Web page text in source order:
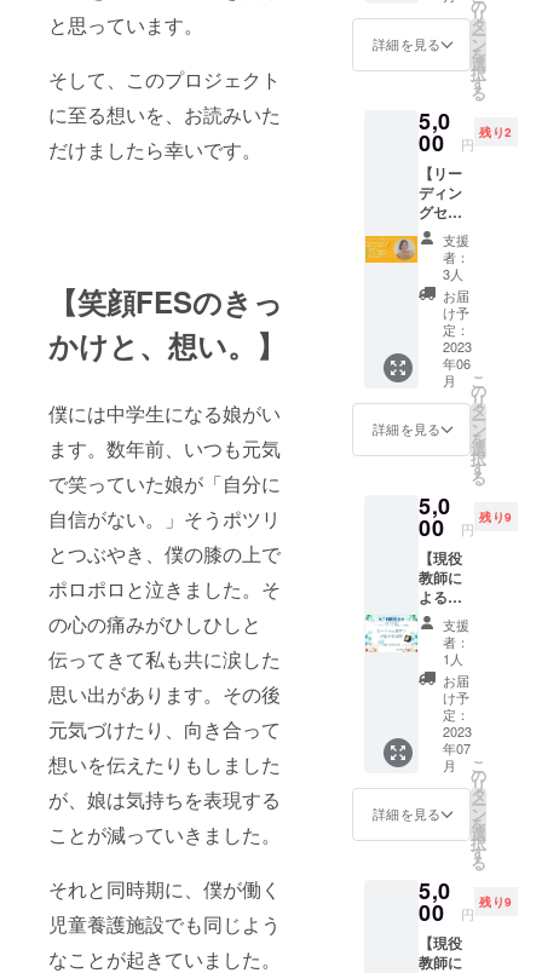
と思っています。
そして、このプロジェクト
に至る想いを、お読みいた
だけましたら幸いです。
【笑顔FESのきっ
かけと、想い。】
僕には中学生になる娘がい
ます。数年前、いつも元気
で笑っていた娘が「自分に
自信がない。」そうポツリ
とつぶやき、僕の膝の上で
ポロポロと泣きました。そ
の心の痛みがひしひしと
伝ってきて私も共に涙した
思い出があります。その後
元気づけたり、向き合って
想いを伝えたりもしました
が、娘は気持ちを表現する
ことが減っていきました。
それと同時期に、僕が働く
児童養護施設でも同じよう
なことが起きていました。
た。ちょう
どコロナが
流行りだ
オンライン
化され、友
だちと触れ
合う機会が
少なくな
り、子ども
達の顔から
笑顔が減っ
ていきまし
た。
「みんな幸
過ごしてほ
「でも、ど
うした
そう試行錯
誤していた
時に時に出
会ったのが
一般社団法
人EGAOplus
という団体
でした。そ
こで私は笑
顔の効果・
び、笑顔が
人の心に与
えるたくさ
しみ、
美味し
瞬間を
支える
チケッ
ト。 購
入して
頂いた
方に
は、あ
なたの
おかげ
で笑顔
が広
がった
ことを
サンク
スメー
ルにて
ぜひ、
あなた
もこの
世の中
に笑顔
のペ
イ・
フォ
ワード
を生む
立役者
になり
ましょ
う！ ご
支援よ
お願い
致しま
✼••┈┈••
✼••┈┈••
✼••┈┈••
✼ 《リ
んにち
は、児
童養護
施設で
日々子
どもた
ちと切
磋琢磨
してい
るなら
ちゃん
です。
この笑
顔FES
の主催
者でも
ありま
す。 私
がこの
お話会
を主催
かけは
施設の
子ども
たちの
ことを
思った
時に 心
を開い
て自身
のこと
を話せ
る存在
がいる
ことは
希望だ
と感じ
たから
せる人
がいる
ことは
自分の
詳細を見る
の
リ
タ
ー
ン
を
選
択
す
る
5,0
00 円
残り2
【リー
ディン
グセッ
ショ
ン】 今
の自分
を変え
たい。
やりた
いこと
が分か
らな
い。
チャレ
ンジす
る勇気
い。今
より
もっと
自分を
好きに
なりた
い。 背
中を押
すお手
伝いし
ます♫
オラク
ルカー
ド1枚引
き付
き。数
秘から
ス付
き。 基
本は
zoomに
て行い
支援
者：
3人
お届
け予
定：
2023
年06
月
詳細を見る
こ
の
リ
タ
ー
ン
を
選
択
す
る
5,0
00 円
残り9
【現役
教師に
よる
コーチ
ング
セッ
ション
(お悩み
相談
室)】
☆7月開
催分☆
現役小
学校教
師 シー
ズグ
コーチ
ング認
定コー
チ取得
ひー
支援
者：
1人
お届
け予
定：
2023
年07
月
詳細を見る
こ
の
リ
タ
ー
ン
を
選
択
す
る
5,0
00 円
残り9
【現役
教師に